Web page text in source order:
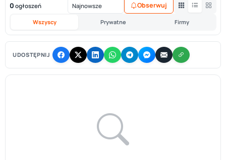
0 ogłoszeń
Wszyscy Prywatne Firmy
Obserwuj
UDOSTĘPNIJ